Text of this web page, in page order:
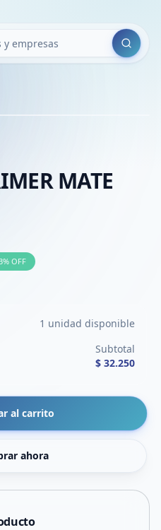
Buscar
MATE
% OFF
1 unidad disponible
Subtotal
$ 32.250
al carrito
ahora